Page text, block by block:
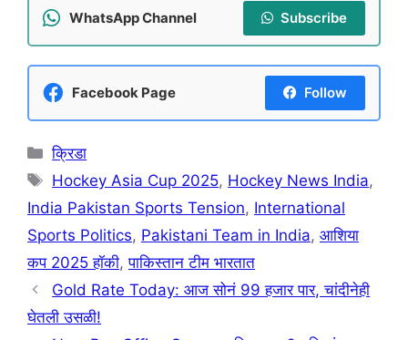
WhatsApp Channel Subscribe
Facebook Page Follow
Categories
क्रिडा
Tags
Hockey Asia Cup 2025, Hockey News India,
India Pakistan Sports Tension, International
Sports Politics, Pakistani Team in India, आशिया
कप 2025 हॉकी,पाकिस्तान टीम भारतात
Gold Rate Today: आज सोनं 99 हजार पार, चांदीनेही
घेतली उसळी!